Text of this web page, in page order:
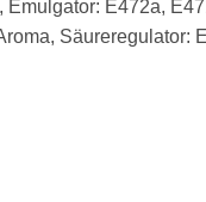
Emulgator: E472a,
Säureregulator: